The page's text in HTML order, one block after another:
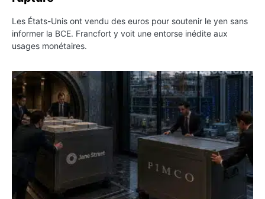
Les États-Unis ont vendu des euros pour soutenir le yen sans
informer la BCE. Francfort y voit une entorse inédite aux
usages monétaires.
Jane Street négocie le transfert de 11 milliards de